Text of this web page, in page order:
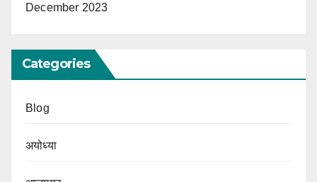
December 2023
Categories
Blog
अयोध्या